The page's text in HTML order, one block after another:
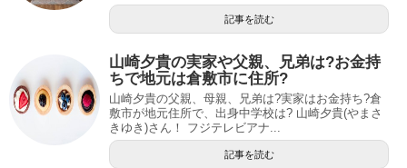
記事を読む
山崎夕貴の実家や父親、兄弟は?お金持
ちで地元は倉敷市に住所?
山崎夕貴の父親、母親、兄弟は?実家はお金持ち?倉
敷市が地元住所で、出身中学校は? 山崎夕貴(やまさ
きゆき)さん！ フジテレビアナ...
記事を読む